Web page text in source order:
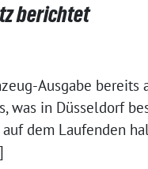
berichtet
Ausgabe bereits
was in Düsseldorf
dem Laufenden